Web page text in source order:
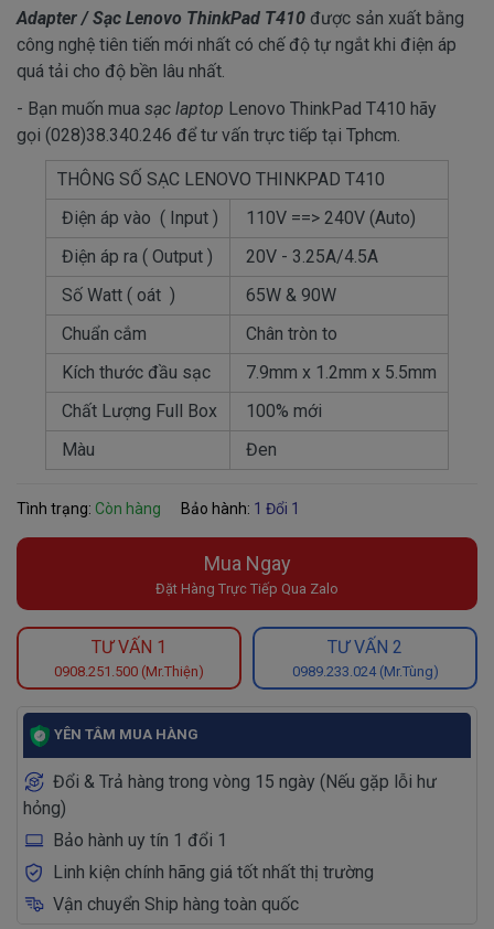
Adapter / Sạc Lenovo ThinkPad T410 được sản xuất bằng
công nghệ tiên tiến mới nhất có chế độ tự ngắt khi điện áp
quá tải cho độ bền lâu nhất.
- Bạn muốn mua sạc laptop Lenovo ThinkPad T410 hãy
gọi (028)38.340.246 để tư vấn trực tiếp tại Tphcm.
THÔNG SỐ SẠC LENOVO THINKPAD T410
Điện áp vào ( Input )
110V ==> 240V (Auto)
Điện áp ra ( Output )
20V - 3.25A/4.5A
Số Watt ( oát )
65W & 90W
Chuẩn cắm
Chân tròn to
Kích thước đầu sạc
7.9mm x 1.2mm x 5.5mm
Chất Lượng Full Box
100% mới
Màu
Đen
Tình trạng: Còn hàng Bảo hành: 1 Đổi 1
Mua Ngay
Đặt Hàng Trực Tiếp Qua Zalo
TƯ VẤN 1
0908.251.500 (Mr.Thiện)
TƯ VẤN 2
0989.233.024 (Mr.Tùng)
YÊN TÂM MUA HÀNG
Đổi & Trả hàng trong vòng 15 ngày (Nếu gặp lỗi hư
hỏng)
Bảo hành uy tín 1 đổi 1
Linh kiện chính hãng giá tốt nhất thị trường
Vận chuyển Ship hàng toàn quốc